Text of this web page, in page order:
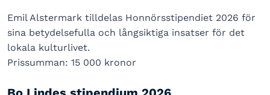
Emil Alstermark tilldelas Honnörsstipendiet 2026 för
sina betydelsefulla och långsiktiga insatser för det
lokala kulturlivet.
Prissumman: 15 000 kronor